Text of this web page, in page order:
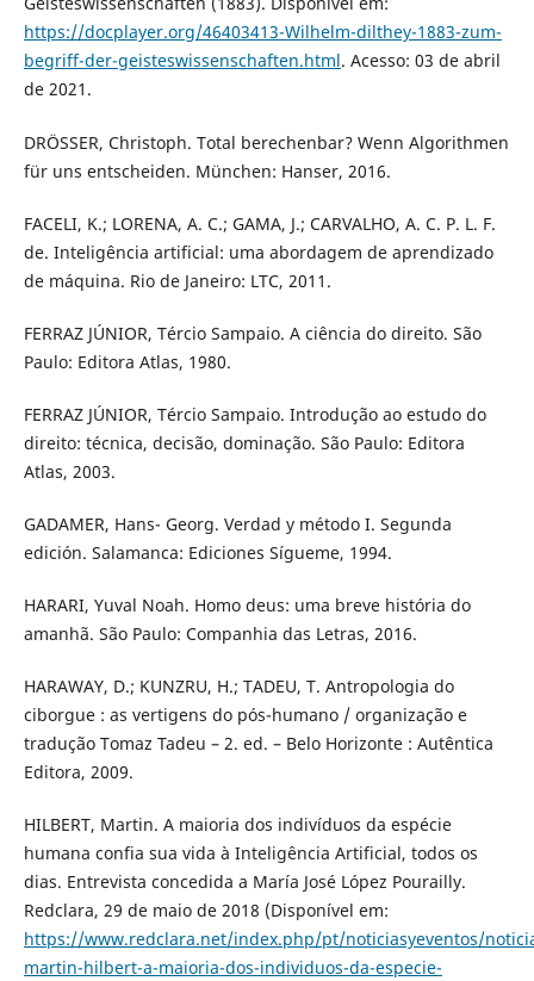
https://docplayer.org/46403413-Wilhelm-dilthey-1883-zum-
begriff-der-geisteswissenschaften.html. Acesso: 03 de abril
de 2021.
DRÖSSER, Christoph. Total berechenbar? Wenn Algorithmen
für uns entscheiden. München: Hanser, 2016.
FACELI, K.; LORENA, A. C.; GAMA, J.; CARVALHO, A. C. P. L. F.
de. Inteligência artificial: uma abordagem de aprendizado
de máquina. Rio de Janeiro: LTC, 2011.
FERRAZ JÚNIOR, Tércio Sampaio. A ciência do direito. São
Paulo: Editora Atlas, 1980.
FERRAZ JÚNIOR, Tércio Sampaio. Introdução ao estudo do
direito: técnica, decisão, dominação. São Paulo: Editora
Atlas, 2003.
GADAMER, Hans- Georg. Verdad y método I. Segunda
edición. Salamanca: Ediciones Sígueme, 1994.
HARARI, Yuval Noah. Homo deus: uma breve história do
amanhã. São Paulo: Companhia das Letras, 2016.
HARAWAY, D.; KUNZRU, H.; TADEU, T. Antropologia do
ciborgue : as vertigens do pós-humano / organização e
tradução Tomaz Tadeu – 2. ed. – Belo Horizonte : Autêntica
Editora, 2009.
HILBERT, Martin. A maioria dos indivíduos da espécie
humana confia sua vida à Inteligência Artificial, todos os
dias. Entrevista concedida a María José López Pourailly.
Redclara, 29 de maio de 2018 (Disponível em:
https://www.redclara.net/index.php/pt/noticiasyeventos/
martin-hilbert-a-maioria-dos-individuos-da-especie-